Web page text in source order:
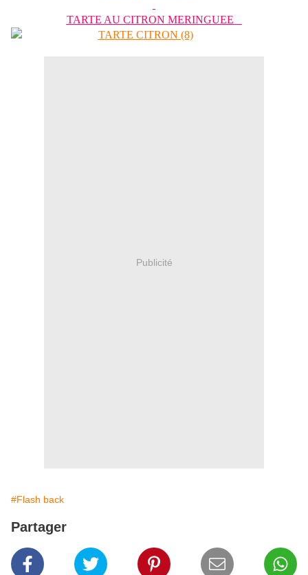
TARTE AU CITRON MERINGUEE
Publicité
#Flash back
Partager